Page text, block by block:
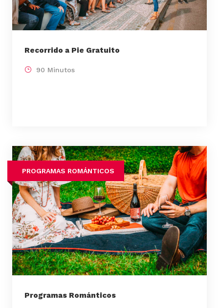
Recorrido a Pie Gratuito
90 Minutos
PROGRAMAS ROMÁNTICOS
Programas Románticos